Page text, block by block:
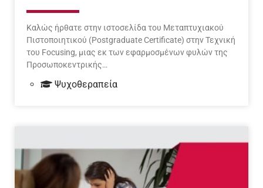
Καλώς ήρθατε στην ιστοσελίδα του Μεταπτυχιακού
Πιστοποιητικού (Postgraduate Certificate) στην Τεχνική
του Focusing, μιας εκ των εφαρμοσμένων φυλών της
Προσωποκεντρικής…
Ψυχοθεραπεία